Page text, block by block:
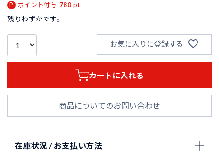
ポイント付与 780 pt
残りわずかです。
お気に入りに登録する
カートに入れる
商品についてのお問い合わせ
在庫状況 / お支払い方法